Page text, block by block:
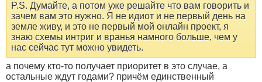
P.S. Думайте, а потом уже решайте что вам говорить и
зачем вам это нужно. Я не идиот и не первый день на
земле живу, и это не первый мой онлайн проект, я
знаю схемы интриг и вранья намного больше, чем у
нас сейчас тут можно увидеть.
а почему кто-то получает приоритет в это случае, а
остальные ждут годами? причём единственный